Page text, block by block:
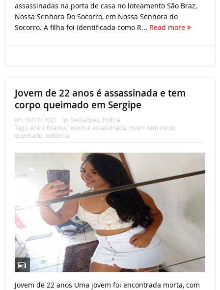
assassinadas na porta de casa no loteamento São Braz,
Nossa Senhora Do Socorro, em Nossa Senhora do
Socorro. A filha foi identificada como R... Read more
Jovem de 22 anos é assassinada e tem
corpo queimado em Sergipe
on: 10/11/ 2021 In: Destaques, Polícia
Tags: Areia Branca, Jovem é assassinada, Jovem tem corpo
queimado, violência
Jovem de 22 anos Uma jovem foi encontrada morta, com